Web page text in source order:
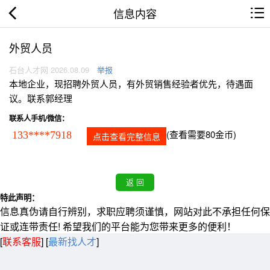
信息内容
外贸人员
石台人才网 2026.08.09 举报
本地企业，现招聘外贸人员，有外贸销售经验者优先，待遇面
议。联系郭经理
联系人手机/微信：
133****7918 点击查看完整信息 (查看需要80金币)
特此声明：
信息真伪请自行辨别，求职应聘须谨慎，网站对此不承担任何保
证或连带责任! 希望我们的平台能为您带来更多的便利！
[联系客服] [最新找人才]